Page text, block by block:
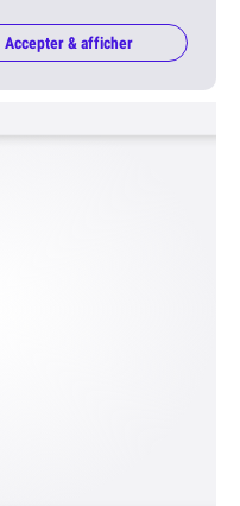
Accepter & afficher